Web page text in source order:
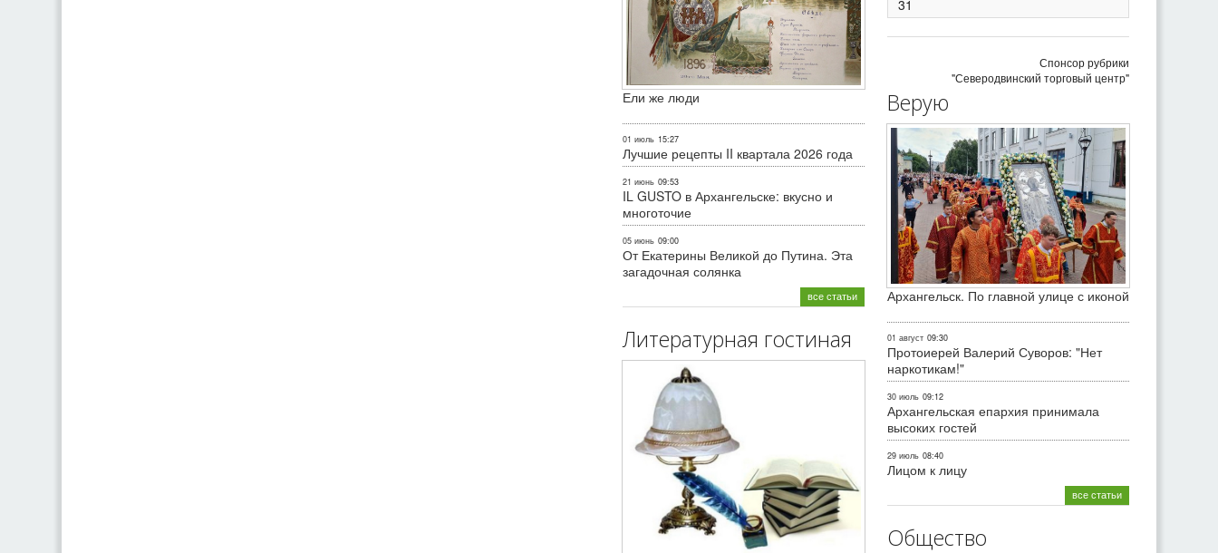
Ели же люди
01 июль 15:27
Лучшие рецепты II квартала 2026 года
21 июнь 09:53
IL GUSTO в Архангельске: вкусно и
многоточие
05 июнь 09:00
От Екатерины Великой до Путина. Эта
загадочная солянка
все статьи
Литературная гостиная
31
Спонсор рубрики
"Северодвинский торговый центр"
Верую
Архангельск. По главной улице с иконой
01 август 09:30
Протоиерей Валерий Суворов: "Нет
наркотикам!"
30 июль 09:12
Архангельская епархия принимала
высоких гостей
29 июль 08:40
Лицом к лицу
все статьи
Общество